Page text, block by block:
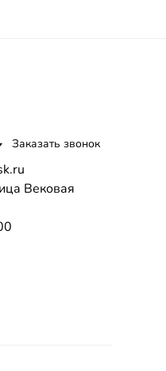
Заказать звонок
Вековая